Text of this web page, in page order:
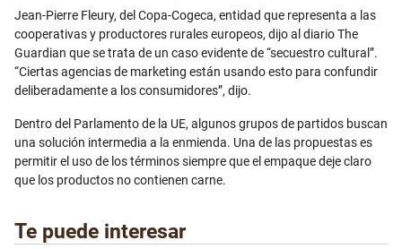
Jean-Pierre Fleury, del Copa-Cogeca, entidad que representa a las
cooperativas y productores rurales europeos, dijo al diario The
Guardian que se trata de un caso evidente de “secuestro cultural”.
“Ciertas agencias de marketing están usando esto para confundir
deliberadamente a los consumidores”, dijo.
Dentro del Parlamento de la UE, algunos grupos de partidos buscan
una solución intermedia a la enmienda. Una de las propuestas es
permitir el uso de los términos siempre que el empaque deje claro
que los productos no contienen carne.
Te puede interesar